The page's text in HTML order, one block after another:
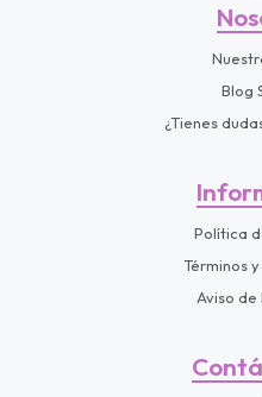
Blog
¿Tienes
Política
Términos
Aviso